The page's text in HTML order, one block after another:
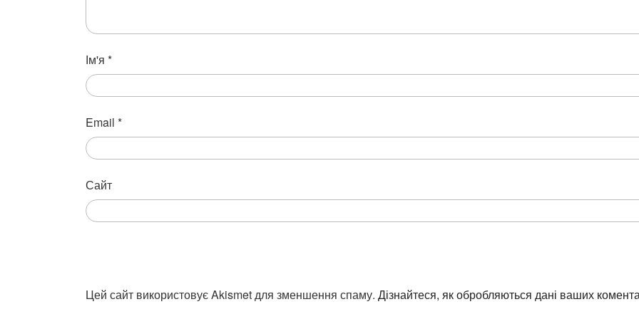
Ім'я *
Email *
Сайт
Цей сайт використовує Akismet для зменшення спаму. Дізнайтеся, як обробляються дані ваших